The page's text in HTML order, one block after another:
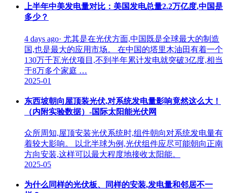
上半年中美发电量对比：美国发电总量2.2万亿度,中国是
多少？
4 days ago· 尤其是在光伏方面,中国既是全球最大的制造
国,也是最大的应用市场。 在中国的塔里木油田有着一个
130万千瓦光伏项目,不到半年累计发电就突破3亿度,相当
于8万多个家庭 …
2025-01
东西坡朝向屋顶装光伏,对系统发电量影响竟然这么大！
（内附实验数据）-国际太阳能光伏网
众所周知,屋顶安装光伏系统时,组件朝向对系统发电量有
着较大影响。 以北半球为例,光伏组件应尽可能朝向正南
方向安装,这样可以最大程度地接收太阳能。
2025-05
为什么同样的光伏板、同样的安装,发电量和邻居不一